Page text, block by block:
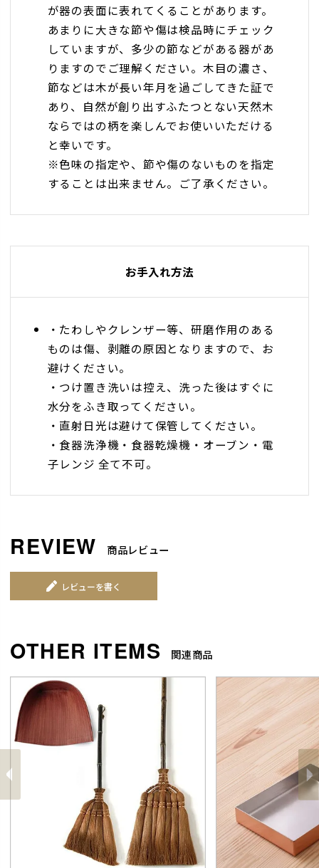
が器の表面に表れてくることがあります。
あまりに大きな節や傷は検品時にチェック
していますが、多少の節などがある器があ
りますのでご理解ください。木目の濃さ、
節などは木が長い年月を過ごしてきた証で
あり、自然が創り出すふたつとない天然木
ならではの柄を楽しんでお使いいただける
と幸いです。
※色味の指定や、節や傷のないものを指定
することは出来ません。ご了承ください。
お手入れ方法
・たわしやクレンザー等、研磨作用のある
ものは傷、剥離の原因となりますので、お
避けください。
・つけ置き洗いは控え、洗った後はすぐに
水分をふき取ってください。
・直射日光は避けて保管してください。
・食器洗浄機・食器乾燥機・オーブン・電
子レンジ 全て不可。
商品レビュー
レビューを書く
関連商品
前
へ 次
へ